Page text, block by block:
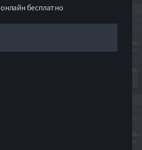
онлайн бесплатно